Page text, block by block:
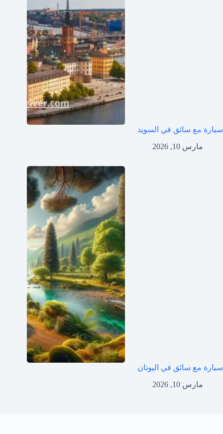
سيارة مع سائق في السويد
مارس 10, 2026
سيارة مع سائق في اليونان
مارس 10, 2026